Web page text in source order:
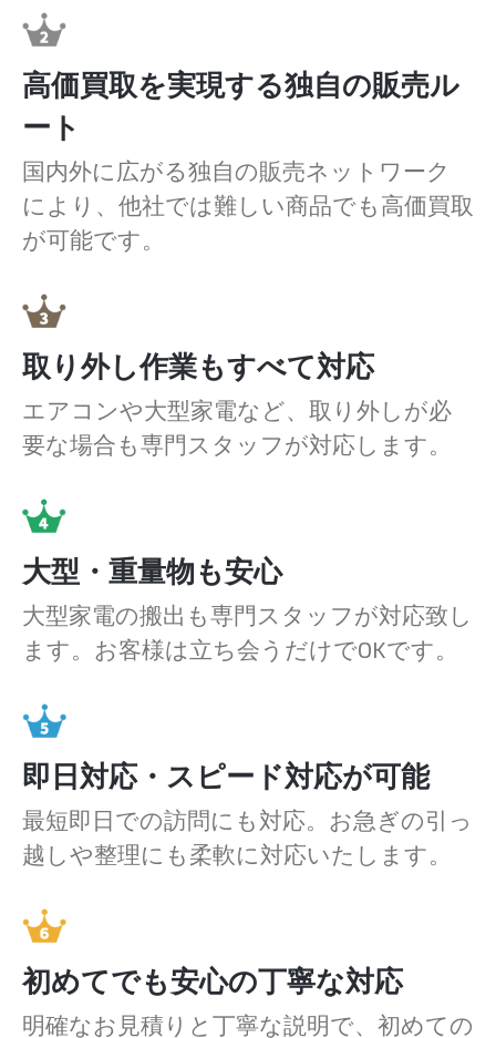
高価買取を実現する独自の販売ル
ート
国内外に広がる独自の販売ネットワーク
により、他社では難しい商品でも高価買取
が可能です。
取り外し作業もすべて対応
エアコンや大型家電など、取り外しが必
要な場合も専門スタッフが対応します。
大型・重量物も安心
大型家電の搬出も専門スタッフが対応致し
ます。お客様は立ち会うだけでOKです。
即日対応・スピード対応が可能
最短即日での訪問にも対応。お急ぎの引っ
越しや整理にも柔軟に対応いたします。
初めてでも安心の丁寧な対応
明確なお見積りと丁寧な説明で、初めての